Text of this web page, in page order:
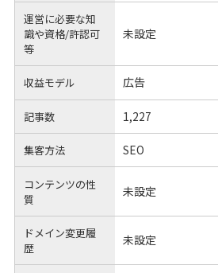
運営に必要な知
識や資格/許認可
等
未設定
収益モデル 広告
記事数 1,227
集客方法 SEO
コンテンツの性
質
未設定
ドメイン変更履
歴
未設定